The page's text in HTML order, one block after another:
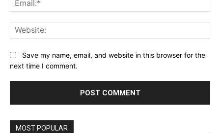
Save my name, email, and website in this browser for the
next time I comment.
MOST POPULAR